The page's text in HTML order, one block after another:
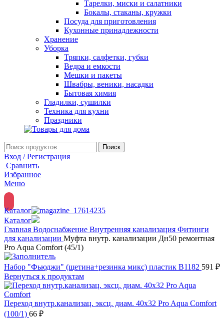
Тарелки, миски и салатники
Бокалы, стаканы, кружки
Посуда для приготовления
Кухонные принадлежности
Хранение
Уборка
Тряпки, салфетки, губки
Ведра и емкости
Мешки и пакеты
Швабры, веники, насадки
Бытовая химия
Гладилки, сушилки
Техника для кухни
Праздники
Поиск
Вход / Регистрация
Сравнить
Избранное
Меню
Каталог
Каталог
Главная Водоснабжение Внутренняя канализация Фитинги
для канализации Муфта внутр. канализации Дн50 ремонтная
Pro Aqua Comfort (45/1)
Набор "Фьюджи" (щетина+резинка микс) пластик В1182 591 ₽
Вернуться к продуктам
Переход внутр.канализац. эксц. диам. 40х32 Pro Aqua Comfort
(100/1) 66 ₽